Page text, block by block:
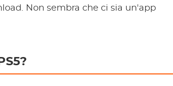
Non sembra che ci sia un'app